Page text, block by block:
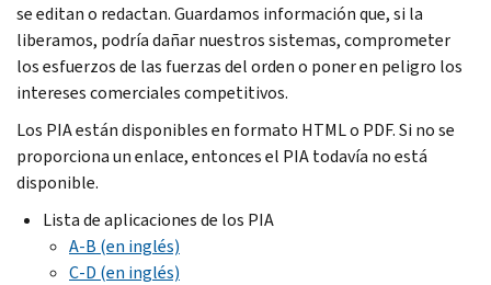
se editan o redactan. Guardamos información que, si la
liberamos, podría dañar nuestros sistemas, comprometer
los esfuerzos de las fuerzas del orden o poner en peligro los
intereses comerciales competitivos.
Los PIA están disponibles en formato HTML o PDF. Si no se
proporciona un enlace, entonces el PIA todavía no está
disponible.
Lista de aplicaciones de los PIA
A-B (en inglés)
C-D (en inglés)